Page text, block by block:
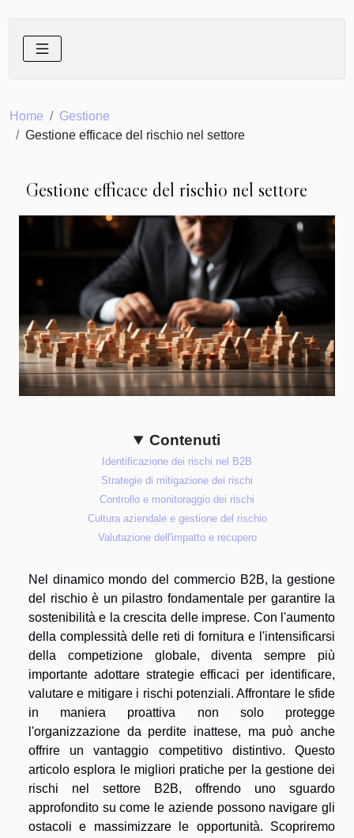
Home
Gestione
Gestione efficace del rischio nel settore
Gestione efficace del rischio nel settore
Contenuti
Identificazione dei rischi nel B2B
Strategie di mitigazione dei rischi
Controllo e monitoraggio dei rischi
Cultura aziendale e gestione del rischio
Valutazione dell'impatto e recupero
Nel dinamico mondo del commercio B2B, la gestione
del rischio è un pilastro fondamentale per garantire la
sostenibilità e la crescita delle imprese. Con l'aumento
della complessità delle reti di fornitura e l'intensificarsi
della competizione globale, diventa sempre più
importante adottare strategie efficaci per identificare,
valutare e mitigare i rischi potenziali. Affrontare le sfide
in maniera proattiva non solo protegge
l'organizzazione da perdite inattese, ma può anche
offrire un vantaggio competitivo distintivo. Questo
articolo esplora le migliori pratiche per la gestione dei
rischi nel settore B2B, offrendo uno sguardo
approfondito su come le aziende possono navigare gli
ostacoli e massimizzare le opportunità. Scopriremo